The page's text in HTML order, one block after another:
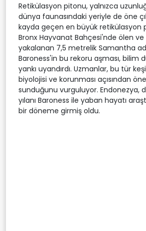
Retikülasyon pitonu, yalnızca
dünya faunasındaki yeriyle de öne
kayda geçen en büyük retikülasyon
Bronx Hayvanat Bahçesi'nde ölen ve
yakalanan 7,5 metrelik Samantha
Baroness'in bu rekoru aşması, bilim
yankı uyandırdı. Uzmanlar, bu tür
biyolojisi ve korunması açısından
sunduğunu vurguluyor. Endonezya,
yılanı Baroness ile yaban hayatı
bir döneme girmiş oldu.